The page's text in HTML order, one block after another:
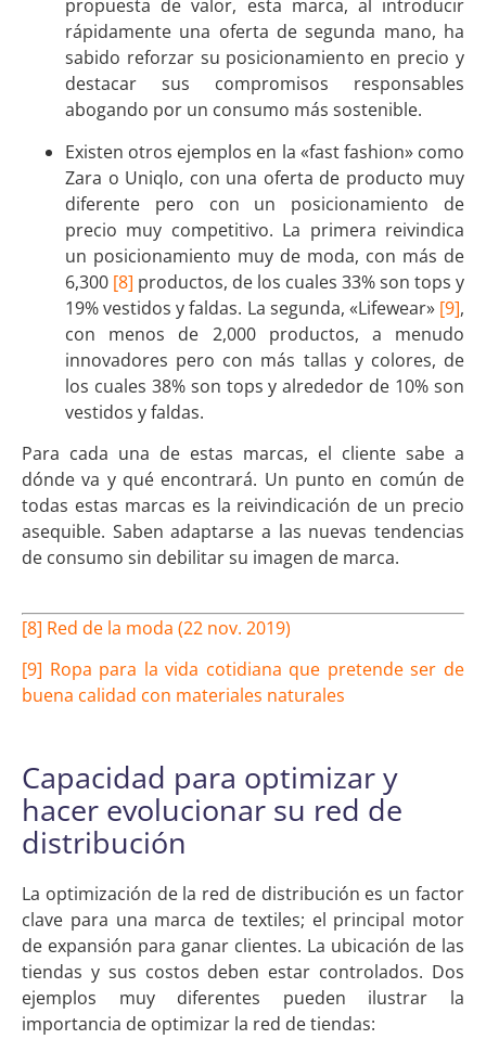
propuesta de valor, esta marca, al introducir
rápidamente una oferta de segunda mano, ha
sabido reforzar su posicionamiento en precio y
destacar sus compromisos responsables
abogando por un consumo más sostenible.
Existen otros ejemplos en la «fast fashion» como
Zara o Uniqlo, con una oferta de producto muy
diferente pero con un posicionamiento de
precio muy competitivo. La primera reivindica
un posicionamiento muy de moda, con más de
6,300 [8] productos, de los cuales 33% son tops y
19% vestidos y faldas. La segunda, «Lifewear» [9],
con menos de 2,000 productos, a menudo
innovadores pero con más tallas y colores, de
los cuales 38% son tops y alrededor de 10% son
vestidos y faldas.
Para cada una de estas marcas, el cliente sabe a
dónde va y qué encontrará. Un punto en común de
todas estas marcas es la reivindicación de un precio
asequible. Saben adaptarse a las nuevas tendencias
de consumo sin debilitar su imagen de marca.
[8] Red de la moda (22 nov. 2019)
[9] Ropa para la vida cotidiana que pretende ser de
buena calidad con materiales naturales
Capacidad para optimizar y
hacer evolucionar su red de
distribución
La optimización de la red de distribución es un factor
clave para una marca de textiles; el principal motor
de expansión para ganar clientes. La ubicación de las
tiendas y sus costos deben estar controlados. Dos
ejemplos muy diferentes pueden ilustrar la
importancia de optimizar la red de tiendas: